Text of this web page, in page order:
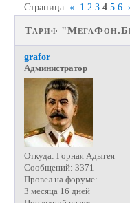
Тариф
Страница:« 1 2 3 4 5 6
grafor
Администратор
Откуда: Горная Адыгея
Сообщений: 3371
Провел на форуме:
3 месяца 16 дней